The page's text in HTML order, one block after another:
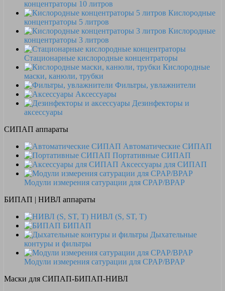
концентраторы 10 литров
Кислородные
концентраторы 5 литров
Кислородные
концентраторы 3 литров
Стационарные кислородные концентраторы
Кислородные
маски, канюли, трубки
Фильтры, увлажнители
Аксессуары
Дезинфекторы и
аксессуары
СИПАП аппараты
Автоматические СИПАП
Портативные СИПАП
Аксессуары для СИПАП
Модули измерения сатурации для CPAP/BPAP
БИПАП | НИВЛ аппараты
НИВЛ (S, ST, T)
БИПАП
Дыхательные
контуры и фильтры
Модули измерения сатурации для CPAP/BPAP
Маски для СИПАП-БИПАП-НИВЛ